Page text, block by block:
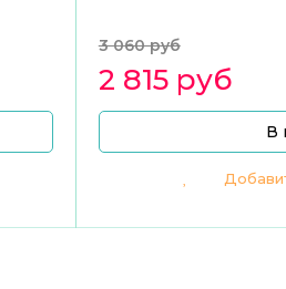
3 060 руб
2 815 руб
В